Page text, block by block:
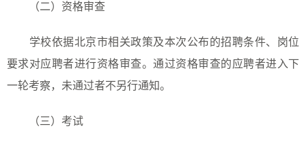
（二）资格审查
学校依据北京市相关政策及本次公布的招聘条件、岗位
要求对应聘者进行资格审查。通过资格审查的应聘者进入下
一轮考察，未通过者不另行通知。
（三）考试